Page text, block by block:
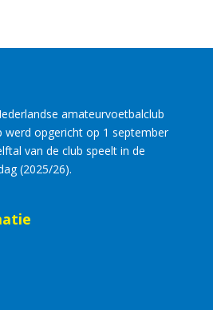
amateurvoetbalclub
werd opgericht op 1 september
van de club speelt in de
(2025/26).